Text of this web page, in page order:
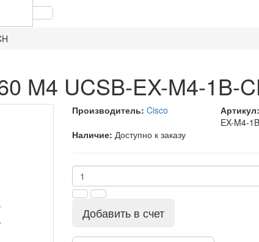
M4 UCSB-EX-M4-1B-
Производитель: Cisco
EX-M4-
Наличие: Доступно к заказу
Добавить в счет